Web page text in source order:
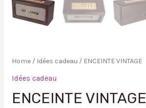
Home/ Idées cadeau / ENCEINTE VINTAGE
Idées cadeau
ENCEINTE VINTAGE